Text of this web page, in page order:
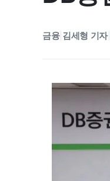
금융| 김세형 기자|